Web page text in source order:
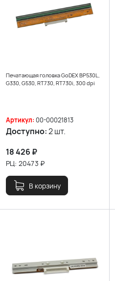
Печатающая головка GoDEX BP530L,
G330, G530, RT730, RT730i, 300 dpi
Артикул: 00-00021813
Доступно:2 шт.
18 426 ₽
РЦ: 20473 ₽
В корзину